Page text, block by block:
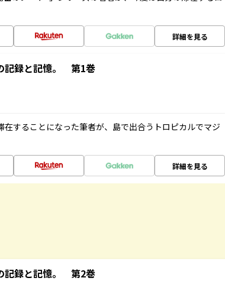
詳細を見る
記録と記憶。 第1巻
することになった筆者が、島で出合うトロピカルでマジ
詳細を見る
記録と記憶。 第2巻